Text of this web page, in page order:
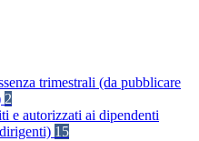
trimestrali (da pubblicare
2
e autorizzati ai dipendenti
15